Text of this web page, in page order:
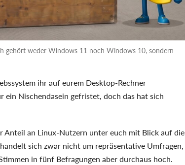
gehört weder Windows 11 noch Windows 10, sondern
ihr auf eurem Desktop-Rechner
Nischendasein gefristet, doch das hat sich
Anteil an Linux-Nutzern unter euch mit Blick auf die
sich zwar nicht um repräsentative Umfragen,
in fünf Befragungen aber durchaus hoch.